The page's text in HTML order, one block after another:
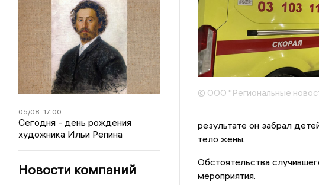
05/08 17:00
Сегодня - день рождения
художника Ильи Репина
Новости компаний
© ООО "Региональные
результате он забрал
тело жены.
Обстоятельства
мероприятия.